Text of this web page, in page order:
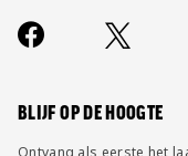
Contact
FAQ
Socials
https:// X
BLIJF OP DE HOOGTE